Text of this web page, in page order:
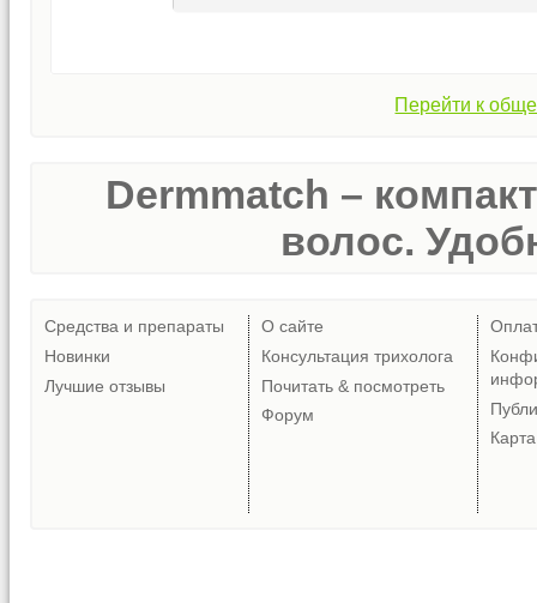
Перейти к
Dermmatch –
волос.
Средства и препараты
Новинки
Лучшие отзывы
О сайте
Консультация трихолога
Почитать & посмотреть
Форум